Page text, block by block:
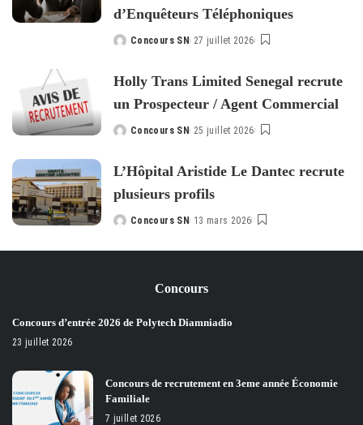
d’Enquêteurs Téléphoniques
Posted
Concours SN 27 juillet 2026
Holly Trans Limited Senegal recrute
un Prospecteur / Agent Commercial
Posted
Concours SN 25 juillet 2026
L’Hôpital Aristide Le Dantec recrute
plusieurs profils
Posted
Concours SN 13 mars 2026
Concours
Concours d’entrée 2026 de Polytech Diamniadio
23 juillet 2026
Concours de recrutement en 3eme année Économie
Familiale
7 juillet 2026